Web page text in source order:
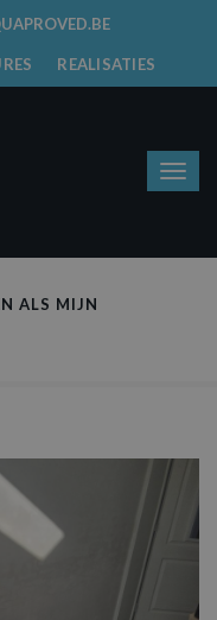
REALISATIES
ALS MIJN